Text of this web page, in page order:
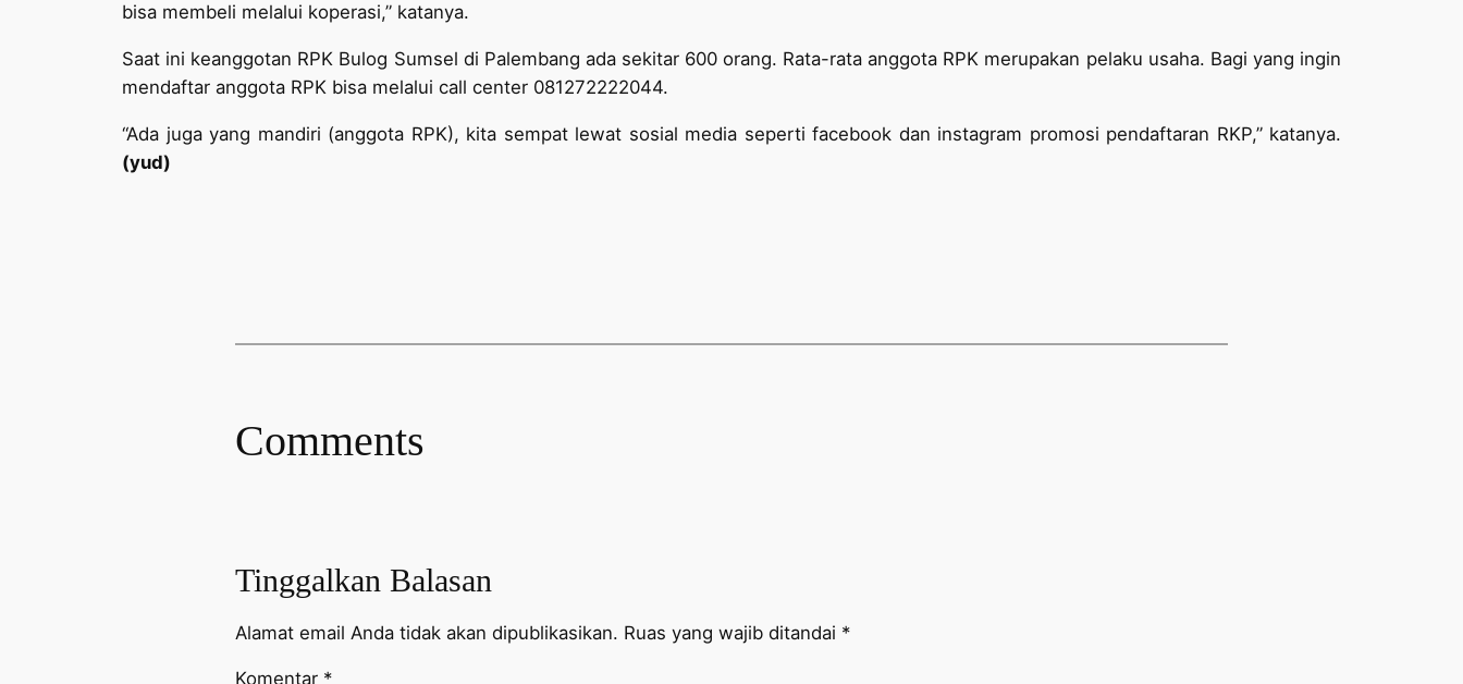
bisa membeli melalui koperasi,” katanya.
Saat ini keanggotan RPK Bulog Sumsel di Palembang ada sekitar 600 orang. Rata-rata anggota RPK merupakan pelaku usaha. Bagi yang ingin
mendaftar anggota RPK bisa melalui call center 081272222044.
“Ada juga yang mandiri (anggota RPK), kita sempat lewat sosial media seperti facebook dan instagram promosi pendaftaran RKP,” katanya.
(yud)
Comments
Tinggalkan Balasan
Alamat email Anda tidak akan dipublikasikan. Ruas yang wajib ditandai *
Komentar *